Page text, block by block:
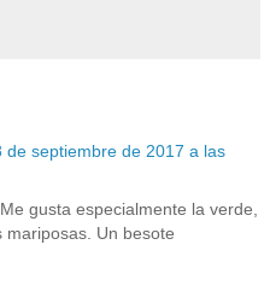
de septiembre de 2017 a las
gusta especialmente la verde,
mariposas. Un besote